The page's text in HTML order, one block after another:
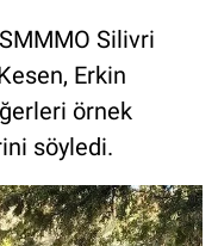
Silivri
Erkin
örnek
söyledi.